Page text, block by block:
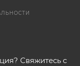
Свяжитесь с